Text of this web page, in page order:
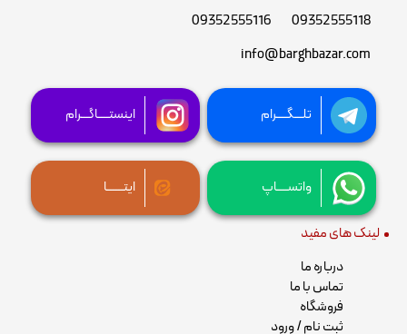
09352555118
09352555116
info@barghbazar.com
تلـــگــــرام اینستــــاگـــرام
واتســــاپ ایتــــــا
لینک های مفید
درباره ما
تماس با ما
فروشگاه
ثبت نام / ورود